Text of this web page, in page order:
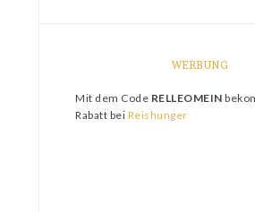
WERBUNG
Mit dem Code RELLEOMEIN
Rabatt bei Reishunger